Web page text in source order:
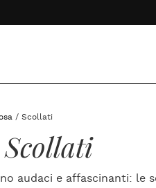
/ Scollati
audaci e affascinanti: le